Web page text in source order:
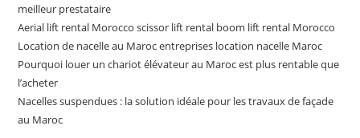
meilleur prestataire
Aerial lift rental Morocco scissor lift rental boom lift rental Morocco
Location de nacelle au Maroc entreprises location nacelle Maroc
Pourquoi louer un chariot élévateur au Maroc est plus rentable que
l’acheter
Nacelles suspendues : la solution idéale pour les travaux de façade
au Maroc